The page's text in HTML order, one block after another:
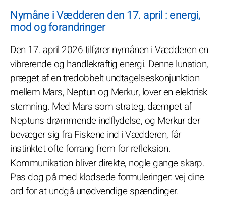
Nymåne i Vædderen den 17. april : energi,
mod og forandringer
Den 17. april 2026 tilfører nymånen i Vædderen en
vibrerende og handlekraftig energi. Denne lunation,
præget af en tredobbelt undtagelseskonjunktion
mellem Mars, Neptun og Merkur, lover en elektrisk
stemning. Med Mars som strateg, dæmpet af
Neptuns drømmende indflydelse, og Merkur der
bevæger sig fra Fiskene ind i Vædderen, får
instinktet ofte forrang frem for refleksion.
Kommunikation bliver direkte, nogle gange skarp.
Pas dog på med klodsede formuleringer: vej dine
ord for at undgå unødvendige spændinger.